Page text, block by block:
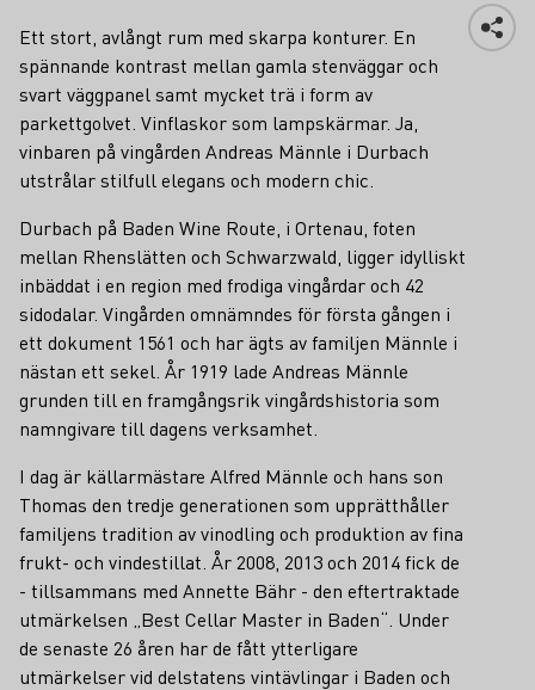
Ett stort, avlångt rum med skarpa konturer. En
spännande kontrast mellan gamla stenväggar och
svart väggpanel samt mycket trä i form av
parkettgolvet. Vinflaskor som lampskärmar. Ja,
vinbaren på vingården Andreas Männle i Durbach
utstrålar stilfull elegans och modern chic.
Durbach på Baden Wine Route, i Ortenau, foten
mellan Rhenslätten och Schwarzwald, ligger idylliskt
inbäddat i en region med frodiga vingårdar och 42
sidodalar. Vingården omnämndes för första gången i
ett dokument 1561 och har ägts av familjen Männle i
nästan ett sekel. År 1919 lade Andreas Männle
grunden till en framgångsrik vingårdshistoria som
namngivare till dagens verksamhet.
I dag är källarmästare Alfred Männle och hans son
Thomas den tredje generationen som upprätthåller
familjens tradition av vinodling och produktion av fina
frukt- och vindestillat. År 2008, 2013 och 2014 fick de
- tillsammans med Annette Bähr - den eftertraktade
utmärkelsen „Best Cellar Master in Baden“. Under
de senaste 26 åren har de fått ytterligare
utmärkelser vid delstatens vintävlingar i Baden och